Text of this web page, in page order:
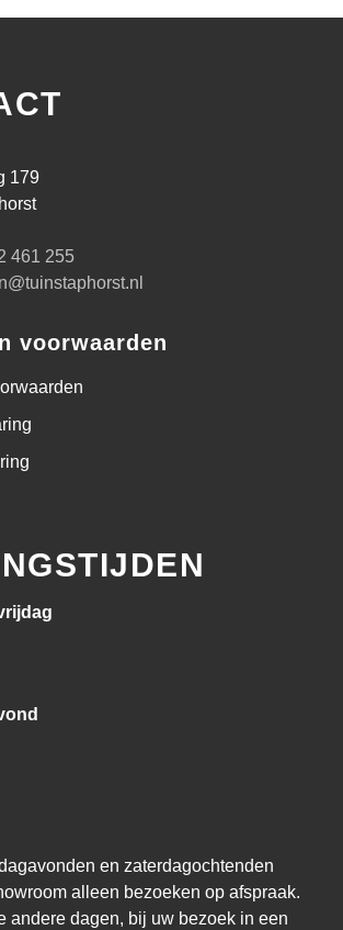
179
461 255
voorwaarden
en zaterdagochtenden
alleen bezoeken op afspraak.
andere dagen, bij uw bezoek in een